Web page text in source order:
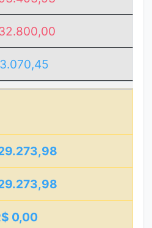
0,00